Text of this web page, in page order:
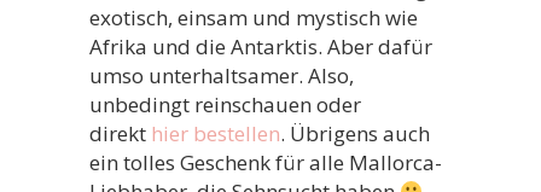
exotisch, einsam und mystisch wie
Afrika und die Antarktis. Aber dafür
umso unterhaltsamer. Also,
unbedingt reinschauen oder
direkt hier bestellen. Übrigens auch
ein tolles Geschenk für alle Mallorca-